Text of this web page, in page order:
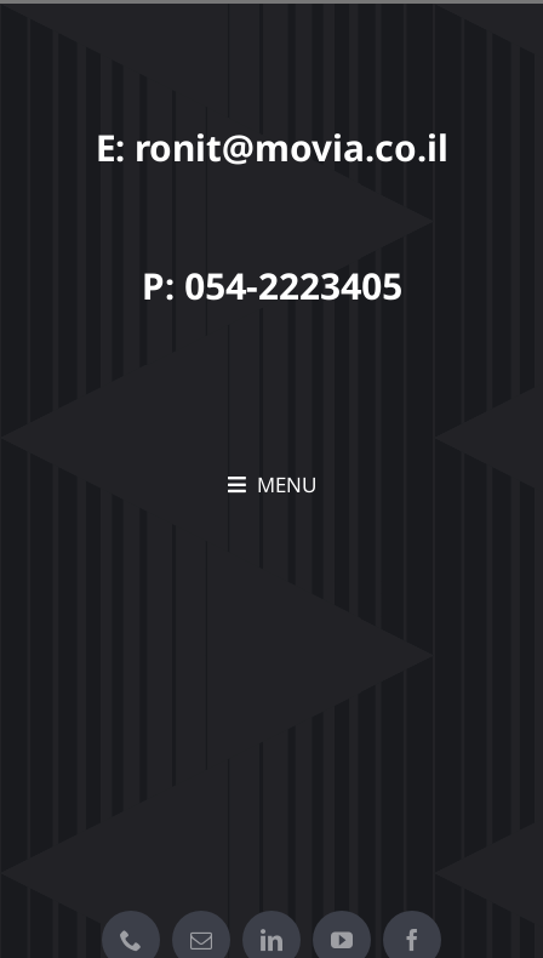
E: ronit@movia.co.il
P: 054-2223405
MENU